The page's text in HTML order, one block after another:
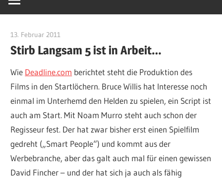
13. Februar 2011
Stirb Langsam 5 ist in Arbeit…
Wie Deadline.com berichtet steht die Produktion des
Films in den Startlöchern. Bruce Willis hat Interesse noch
einmal im Unterhemd den Helden zu spielen, ein Script ist
auch am Start. Mit Noam Murro steht auch schon der
Regisseur fest. Der hat zwar bisher erst einen Spielfilm
gedreht („Smart People“) und kommt aus der
Werbebranche, aber das galt auch mal für einen gewissen
David Fincher – und der hat sich ja auch als fähig